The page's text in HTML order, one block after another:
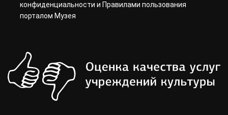
конфиденциальности и Правилами пользования
порталом Музея